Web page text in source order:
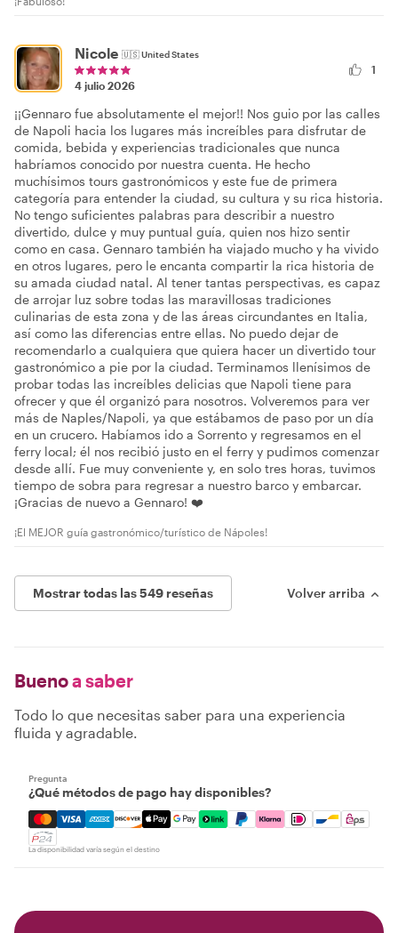
Nicole 🇺🇸United States
4 julio 2026
1
¡¡Gennaro fue absolutamente el mejor!! Nos guio por las calles
de Napoli hacia los lugares más increíbles para disfrutar de
comida, bebida y experiencias tradicionales que nunca
habríamos conocido por nuestra cuenta. He hecho
muchísimos tours gastronómicos y este fue de primera
categoría para entender la ciudad, su cultura y su rica historia.
No tengo suficientes palabras para describir a nuestro
divertido, dulce y muy puntual guía, quien nos hizo sentir
como en casa. Gennaro también ha viajado mucho y ha vivido
en otros lugares, pero le encanta compartir la rica historia de
su amada ciudad natal. Al tener tantas perspectivas, es capaz
de arrojar luz sobre todas las maravillosas tradiciones
culinarias de esta zona y de las áreas circundantes en Italia,
así como las diferencias entre ellas. No puedo dejar de
recomendarlo a cualquiera que quiera hacer un divertido tour
gastronómico a pie por la ciudad. Terminamos llenísimos de
probar todas las increíbles delicias que Napoli tiene para
ofrecer y que él organizó para nosotros. Volveremos para ver
más de Naples/Napoli, ya que estábamos de paso por un día
en un crucero. Habíamos ido a Sorrento y regresamos en el
ferry local; él nos recibió justo en el ferry y pudimos comenzar
desde allí. Fue muy conveniente y, en solo tres horas, tuvimos
tiempo de sobra para regresar a nuestro barco y embarcar.
¡Gracias de nuevo a Gennaro! ❤️
¡El MEJOR guía gastronómico/turístico de Nápoles!
Mostrar todas las 549 reseñas Volver arriba
Buenoa saber
Todo lo que necesitas saber para una experiencia
fluida y agradable.
Pregunta
¿Qué métodos de pago hay disponibles?
Mastercard, Visa, Amex, Discover, Apple Pay, Google
La disponibilidad varía según el destino